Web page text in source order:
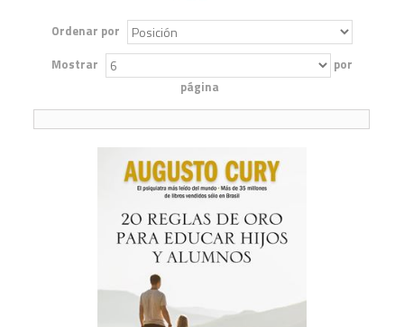
Ordenar por
Mostrar
por
página